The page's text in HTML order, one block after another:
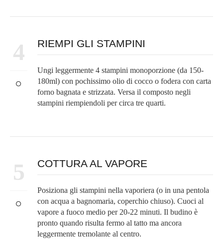
4 RIEMPI GLI STAMPINI
Ungi leggermente 4 stampini monoporzione (da 150-
180ml) con pochissimo olio di cocco o fodera con carta
forno bagnata e strizzata. Versa il composto negli
stampini riempiendoli per circa tre quarti.
5 COTTURA AL VAPORE
Posiziona gli stampini nella vaporiera (o in una pentola
con acqua a bagnomaria, coperchio chiuso). Cuoci al
vapore a fuoco medio per 20-22 minuti. Il budino è
pronto quando risulta fermo al tatto ma ancora
leggermente tremolante al centro.